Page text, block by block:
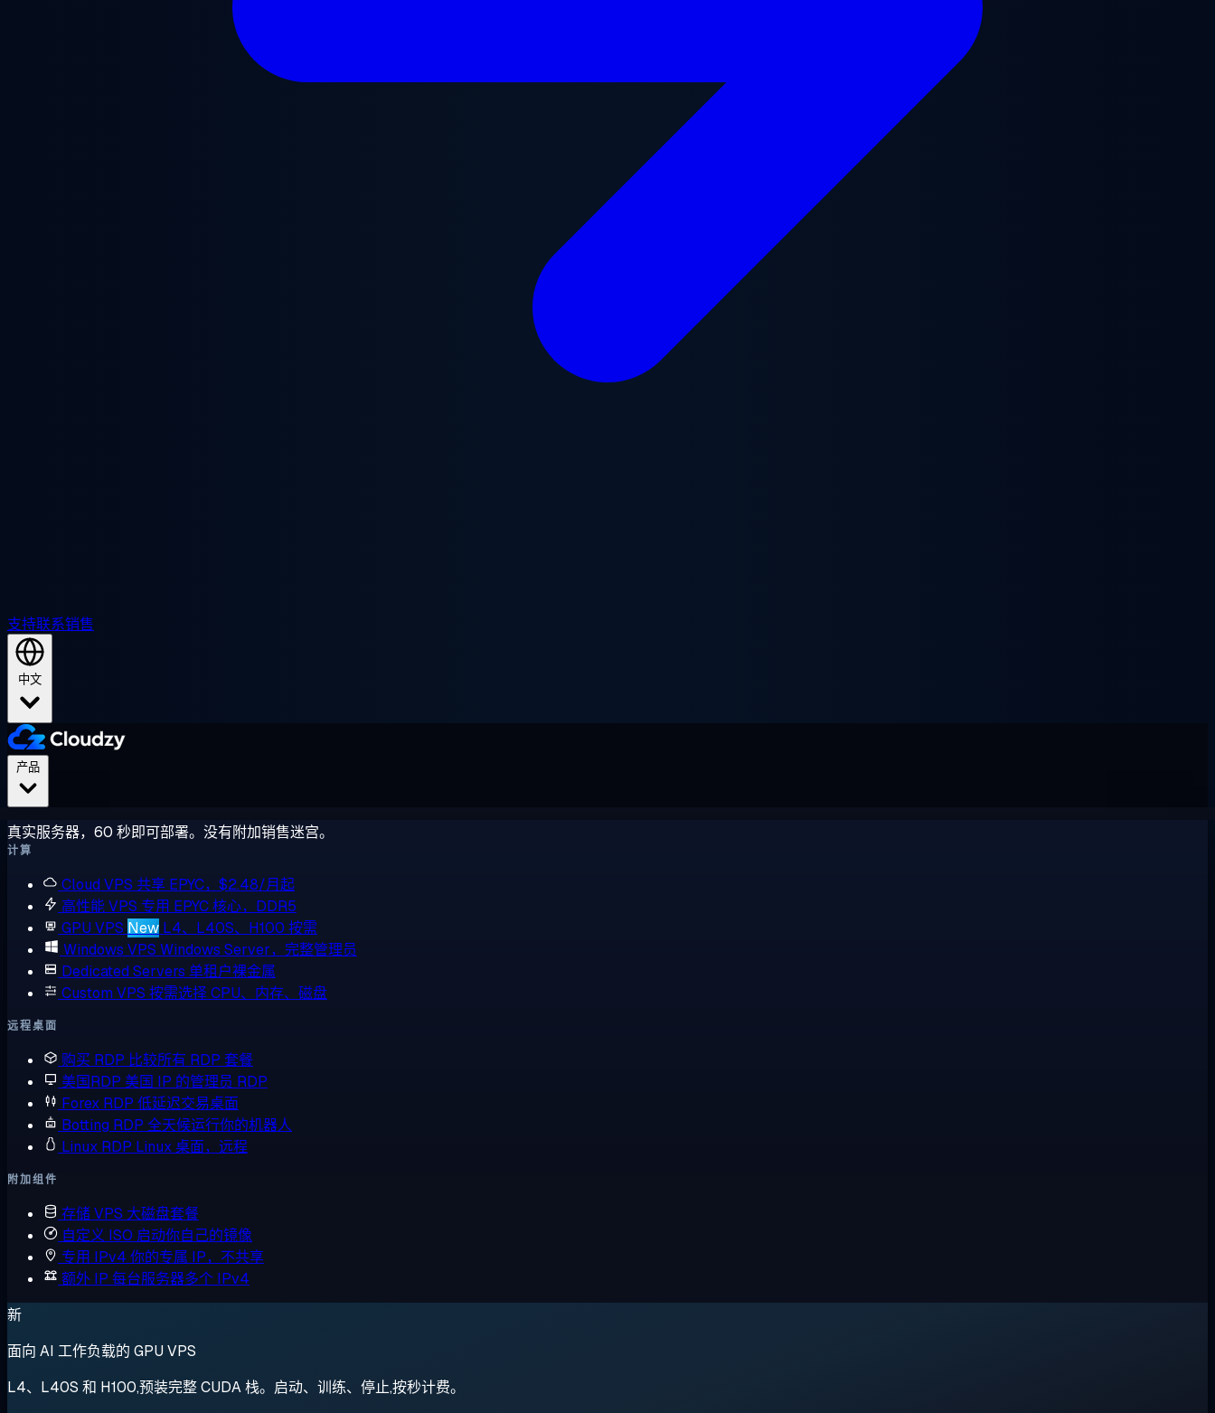
支持联系销售
中文
真实服务器，60 秒即可部署。没有附加销售迷宫。
计算
Cloud VPS 共享 EPYC，$2.48/月起
高性能 VPS 专用 EPYC 核心，DDR5
GPU VPS New L4、L40S、H100 按需
Windows VPS Windows Server，完整管理员
Dedicated Servers 单租户裸金属
Custom VPS 按需选择 CPU、内存、磁盘
远程桌面
购买 RDP 比较所有 RDP 套餐
美国RDP 美国 IP 的管理员 RDP
Forex RDP 低延迟交易桌面
Botting RDP 全天候运行你的机器人
Linux RDP Linux 桌面，远程
附加组件
存储 VPS 大磁盘套餐
自定义 ISO 启动你自己的镜像
专用 IPv4 你的专属 IP，不共享
额外 IP 每台服务器多个 IPv4
新
面向 AI 工作负载的 GPU VPS
L4、L40S 和 H100,预装完整 CUDA 栈。启动、训练、停止,按秒计费。